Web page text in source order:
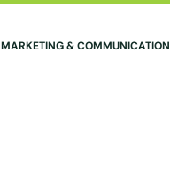
MARKETING & COMMUNICATION